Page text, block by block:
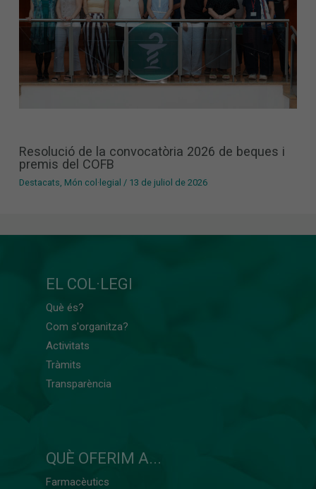
Resolució de la convocatòria 2026 de beques i
premis del COFB
Destacats Món col·legial / 13 de juliol de 2026
EL COL·LEGI
Què és?
Com s'organitza?
Activitats
Tràmits
Transparència
QUÈ OFERIM A...
Farmacèutics